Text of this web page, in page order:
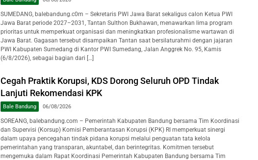
SUMEDANG, balebandung.c0m – Sekretaris PWI Jawa Barat sekaligus calon Ketua PWI
Jawa Barat periode 2027–2031, Tantan Sulthon Bukhawan, menawarkan lima program
prioritas untuk memperkuat organisasi dan meningkatkan profesionalisme wartawan di
Jawa Barat. Gagasan tersebut disampaikan Tantan saat bersilaturahmi dengan jajaran
PWI Kabupaten Sumedang di Kantor PWI Sumedang, Jalan Anggrek No. 95, Kamis
(6/8/2026), sebagai bagian dari […]
Cegah Praktik Korupsi, KDS Dorong Seluruh OPD Tindak
Lanjuti Rekomendasi KPK
Bale Bandung 06/08/2026
SOREANG, balebandung.com – Pemerintah Kabupaten Bandung bersama Tim Koordinasi
dan Supervisi (Korsup) Komisi Pemberantasan Korupsi (KPK) RI memperkuat sinergi
dalam upaya pencegahan tindak pidana korupsi melalui penguatan tata kelola
pemerintahan yang transparan, akuntabel, dan berintegritas. Komitmen tersebut
mengemuka dalam Rapat Koordinasi Pemerintah Kabupaten Bandung bersama Tim